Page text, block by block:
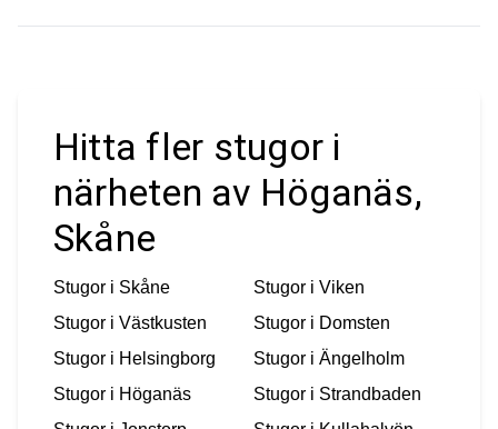
Hitta fler stugor i
närheten av Höganäs,
Skåne
Stugor i Skåne Stugor i Viken
Stugor i Västkusten Stugor i Domsten
Stugor i Helsingborg Stugor i Ängelholm
Stugor i Höganäs Stugor i Strandbaden